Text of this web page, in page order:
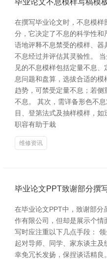
毕业论文不息模样写稿模
在撰写毕业论文时，不息模
分，它决定了不息的科学性和
语地评释不息禁受的模样、
不息经过并评估其灵验性。
见的不息模样包括定量不息
息问题和盘算，选拔合适的
趋势，可禁受定量不息；若
不息。 其次，需详备形色不
目、登第法式及抽样模样，
职容有助于栽
维修资讯
毕业论文PPT致谢部分撰
在毕业论文PPT中，致谢部分
作有限公司，但却是展示个
写时应注重以下几点手段：
起对导师、同学、家东谈主及
幸免冗长发扬，保捏谈话精